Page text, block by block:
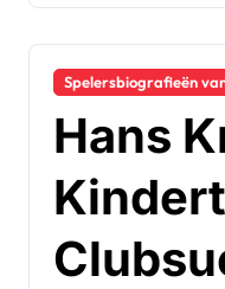
Spelersbiografieën
Hans